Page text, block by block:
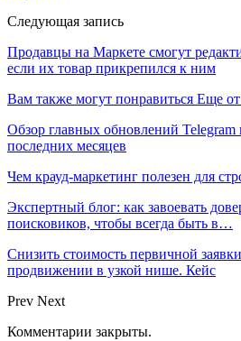
Следующая запись
Продавцы на Маркете смогут
если их товар прикрепился к ним
Вам также могут понравиться Еще от
Обзор главных обновлений Telegram
последних месяцев
Чем крауд-маркетинг полезен для
Экспертный блог: как завоевать
поисковиков, чтобы всегда быть в…
Снизить стоимость первичной
продвижении в узкой нише. Кейс
Prev Next
Комментарии закрыты.